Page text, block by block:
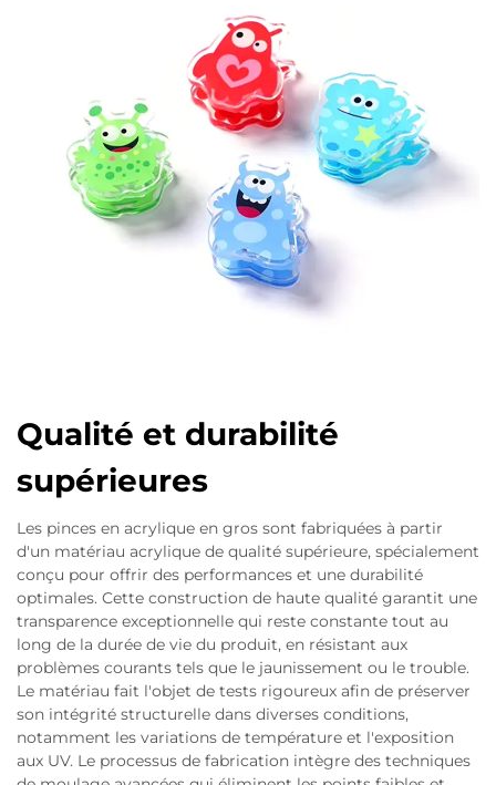
Qualité et durabilité
supérieures
Les pinces en acrylique en gros sont fabriquées à partir
d'un matériau acrylique de qualité supérieure, spécialement
conçu pour offrir des performances et une durabilité
optimales. Cette construction de haute qualité garantit une
transparence exceptionnelle qui reste constante tout au
long de la durée de vie du produit, en résistant aux
problèmes courants tels que le jaunissement ou le trouble.
Le matériau fait l'objet de tests rigoureux afin de préserver
son intégrité structurelle dans diverses conditions,
notamment les variations de température et l'exposition
aux UV. Le processus de fabrication intègre des techniques